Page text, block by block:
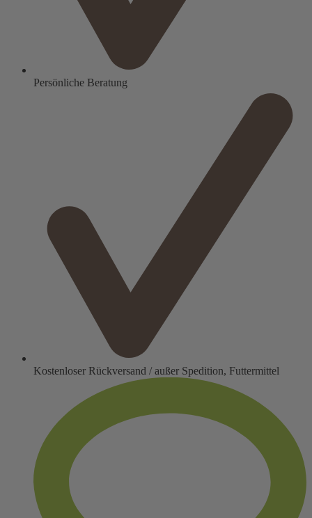
Persönliche Beratung
Kostenloser Rückversand / außer Spedition, Futtermittel